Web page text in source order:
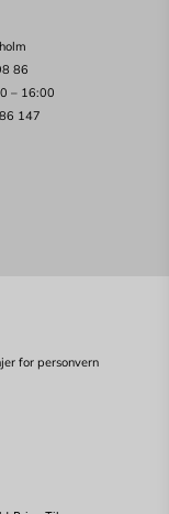
86
– 16:00
147
for personvern